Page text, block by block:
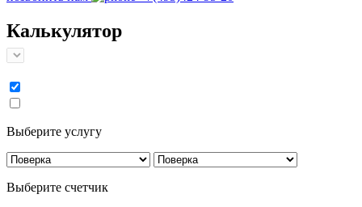
Калькулятор
Выберите услугу
Выберите счетчик